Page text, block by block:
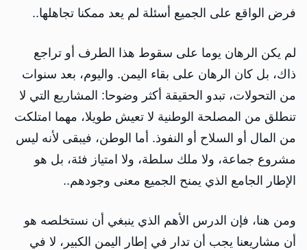
فرض الواقع على الجميع أسئلة لم يعد ممكنا تجاهلها..
لم يكن الرهان يوما على سقوط هذا الطرف أو تراجع
ذاك، بل كان الرهان على بقاء اليمن. واليوم، بعد سنوات
من التحولات، تبدو الحقيقة أكثر وضوحا: المشاريع التي لا
تنطلق من المصلحة الوطنية لا تعيش طويلا، مهما امتلكت
من المال أو السلاح أو النفوذ. أما الوطن، فيبقى لأنه ليس
مشروع جماعة، ولا ملك سلطة، ولا امتياز فئة، بل هو
الإطار الجامع الذي يمنح الجميع معنى وجودهم..
ومن هنا، فإن الدرس الأهم الذي ينبغي أن نستخلصه هو
أن مشاريعنا يجب أن تدار في إطار اليمن الكبير، لا في